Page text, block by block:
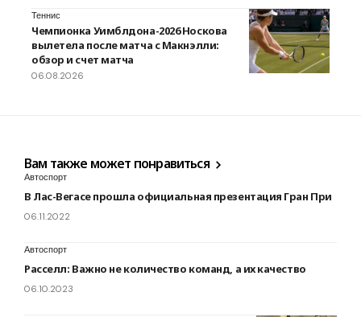
Теннис
Чемпионка Уимблдона-2026 Носкова
вылетела после матча с Макнэлли:
обзор и счет матча
06.08.2026
Вам также может понравиться
Автоспорт
В Лас-Вегасе прошла официальная презентация Гран При
06.11.2022
Автоспорт
Расселл: Важно не количество команд, а их качество
06.10.2023